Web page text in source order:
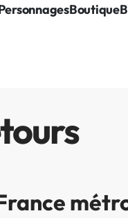
Boutique